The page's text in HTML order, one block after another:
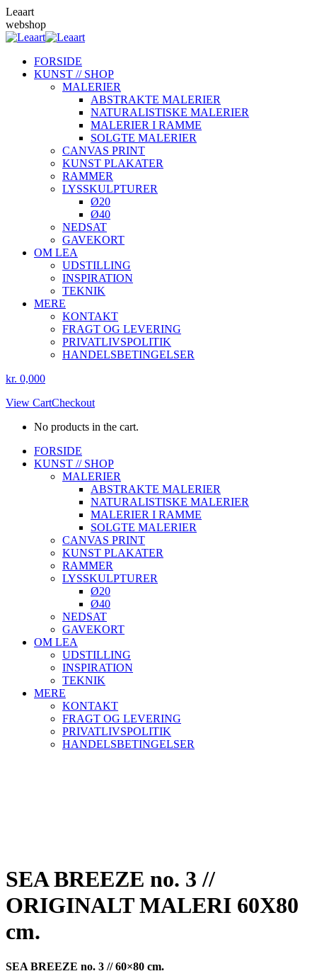
Skip
to
content
Leaart
webshop
FORSIDE
KUNST // SHOP
MALERIER
ABSTRAKTE MALERIER
NATURALISTISKE MALERIER
MALERIER I RAMME
SOLGTE MALERIER
CANVAS PRINT
KUNST PLAKATER
RAMMER
LYSSKULPTURER
Ø20
Ø40
NEDSAT
GAVEKORT
OM LEA
UDSTILLING
INSPIRATION
TEKNIK
MERE
KONTAKT
FRAGT OG LEVERING
PRIVATLIVSPOLITIK
HANDELSBETINGELSER
kr. 0,000
View CartCheckout
No products in the cart.
Instagram
page
Facebook
page
FORSIDE
KUNST // SHOP
MALERIER
ABSTRAKTE MALERIER
NATURALISTISKE MALERIER
MALERIER I RAMME
SOLGTE MALERIER
CANVAS PRINT
KUNST PLAKATER
RAMMER
LYSSKULPTURER
Ø20
Ø40
NEDSAT
GAVEKORT
OM LEA
UDSTILLING
INSPIRATION
TEKNIK
MERE
KONTAKT
FRAGT OG LEVERING
PRIVATLIVSPOLITIK
HANDELSBETINGELSER
SEA BREEZE no. 3 //
ORIGINALT MALERI 60X80
cm.
SEA BREEZE no. 3 // 60×80 cm.